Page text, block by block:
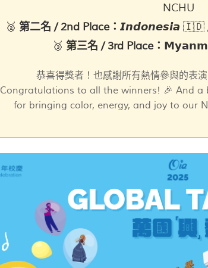
NCHU
🥈 第二名 / 2nd Place： 𝙄𝙣𝙙𝙤𝙣𝙚𝙨𝙞𝙖 🇮🇩 /
🥉 第三名 / 3rd Place：
恭喜得獎者！也感謝所有熱情參與的表
Congratulations to all the winners! 🎉 And
for bringing color, energy, and joy to our